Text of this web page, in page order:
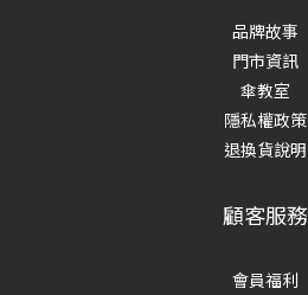
品牌故事
門市資訊
傘教室
隱私權政策
退換貨說明
顧客服務
會員福利